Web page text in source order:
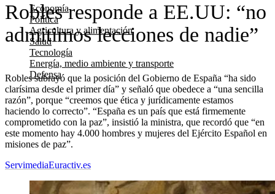
Economía
Política
Agricultura y alimentación
Salud
Tecnología
Energía, medio ambiente y transporte
Defensa
Robles responde a EE.UU: “no
admitimos lecciones de nadie”
Robles subrayó que la posición del Gobierno de España “ha sido
clarísima desde el primer día” y señaló que obedece a “una sencilla
razón”, porque “creemos que ética y jurídicamente estamos
haciendo lo correcto”. “España es un país que está firmemente
comprometido con la paz”, insistió la ministra, que recordó que “en
este momento hay 4.000 hombres y mujeres del Ejército Español en
misiones de paz”.
ServimediaEuractiv.es